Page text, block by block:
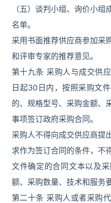
（五）谈判小组、询价小
名单。
采用书面推荐供应商参加采
和评审专家的推荐意见。
第十九条 采购人与成交供
日起30日内，按照采购文
的、规格型号、采购金额、
事项签订政府采购合同。
采购人不得向成交供应商提
求作为签订合同的条件，不
文件确定的合同文本以及
额、采购数量、技术和服务
第二十条 采购人或者采购